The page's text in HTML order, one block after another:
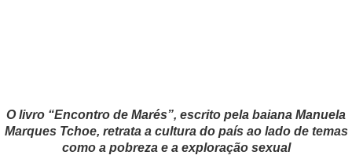
O livro “Encontro de Marés”, escrito pela baiana Manuela
Marques Tchoe, retrata a cultura do país ao lado de temas
como a pobreza e a exploração sexual